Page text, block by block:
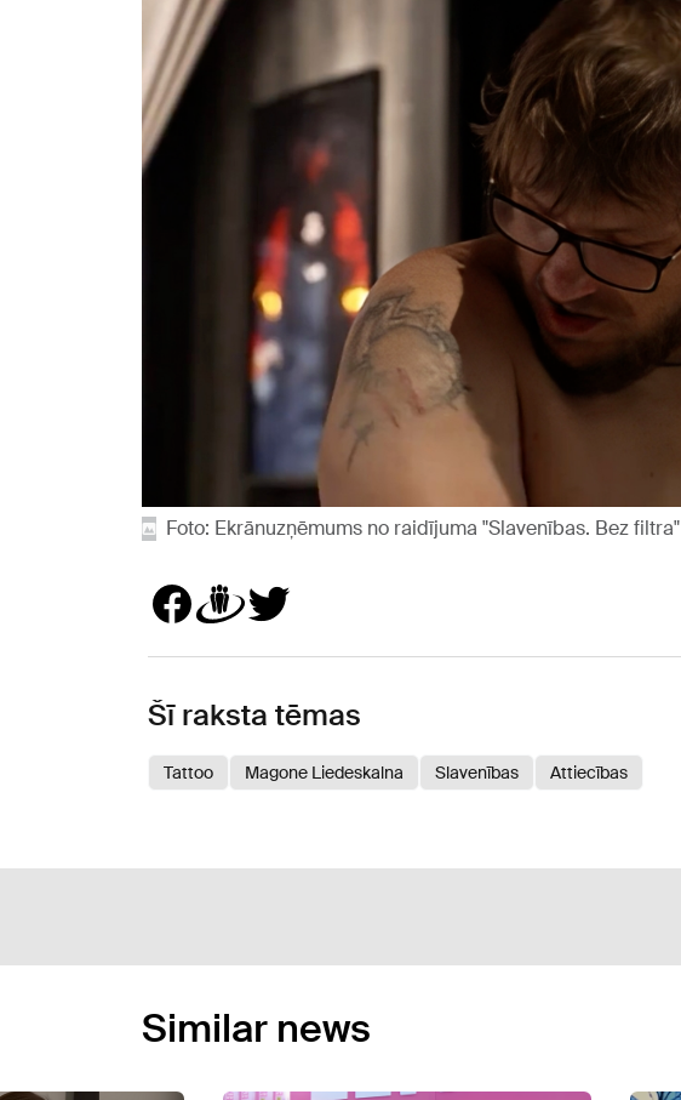
Foto: Ekrānuzņēmums no raidījuma "Slavenības. Bez filtra"
Šī raksta tēmas
Tattoo Magone Liedeskalna Slavenības Attiecības
Similar news